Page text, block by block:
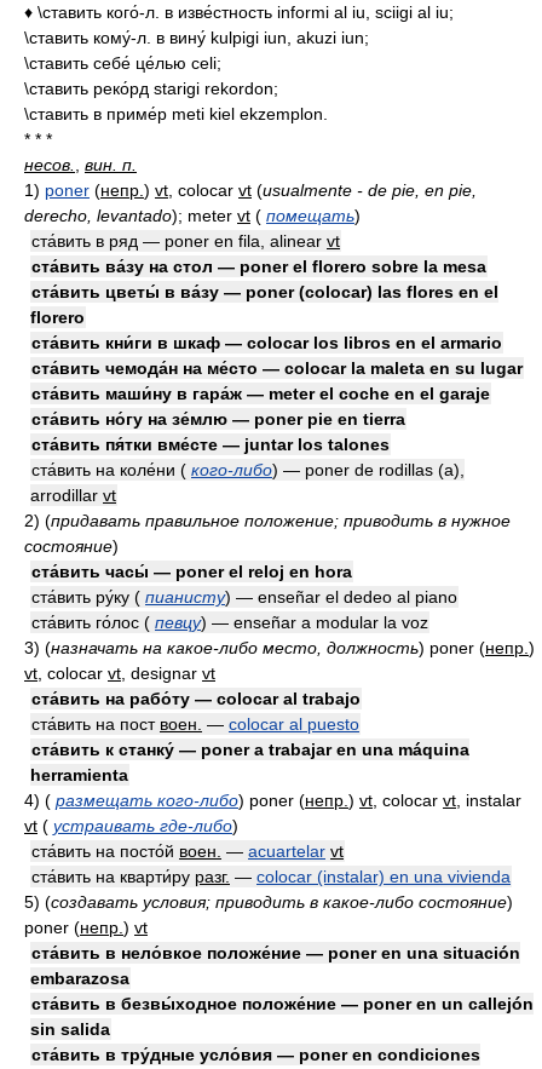
♦ \ставить кого́-л. в изве́стность informi al iu, sciigi al iu;
\ставить кому́-л. в вину́ kulpigi iun, akuzi iun;
\ставить себе́ це́лью celi;
\ставить реко́рд starigi rekordon;
\ставить в приме́р meti kiel ekzemplon.
* * *
несов.
вин. п.
1) poner (непр. ) vt , colocar vt (usualmente - de pie, en pie,
derecho, levantado); meter vt ( помещать)
ста́вить в ряд — poner en fila, alinear vt
ста́вить ва́зу на стол — poner el florero sobre la mesa
ста́вить цветы́ в ва́зу — poner (colocar) las flores en el
florero
ста́вить кни́ги в шкаф — colocar los libros en el armario
ста́вить чемода́н на ме́сто — colocar la maleta en su lugar
ста́вить маши́ну в гара́ж — meter el coche en el garaje
ста́вить но́гу на зе́млю — poner pie en tierra
ста́вить пя́тки вме́сте — juntar los talones
ста́вить на коле́ни ( кого-либо) — poner de rodillas (a),
arrodillar vt
2) (придавать правильное положение; приводить в нужное
состояние)
ста́вить часы́ — poner el reloj en hora
ста́вить ру́ку ( пианисту) — enseñar el dedeo al piano
ста́вить го́лос ( певцу) — enseñar a modular la voz
3) (назначать на какое-либо место, должность) poner (непр. )
vt , colocar vt , designar vt
ста́вить на рабо́ту — colocar al trabajo
ста́вить на пост воен. — colocar al puesto
ста́вить к станку́ — poner a trabajar en una máquina
herramienta
4) ( размещать кого-либо) poner (непр. ) vt , colocar vt , instalar
vt ( устраивать где-либо)
ста́вить на посто́й воен. — acuartelar vt
ста́вить на кварти́ру разг. — colocar (instalar) en una vivienda
5) (создавать условия; приводить в какое-либо состояние)
poner (непр. ) vt
ста́вить в нело́вкое положе́ние — poner en una situación
embarazosa
ста́вить в безвы́ходное положе́ние — poner en un callejón
sin salida
ста́вить в тру́дные усло́вия — poner en condiciones